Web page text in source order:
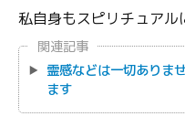
私自身もスピリチュアル
関連記事
霊感などは一切ありま
ます